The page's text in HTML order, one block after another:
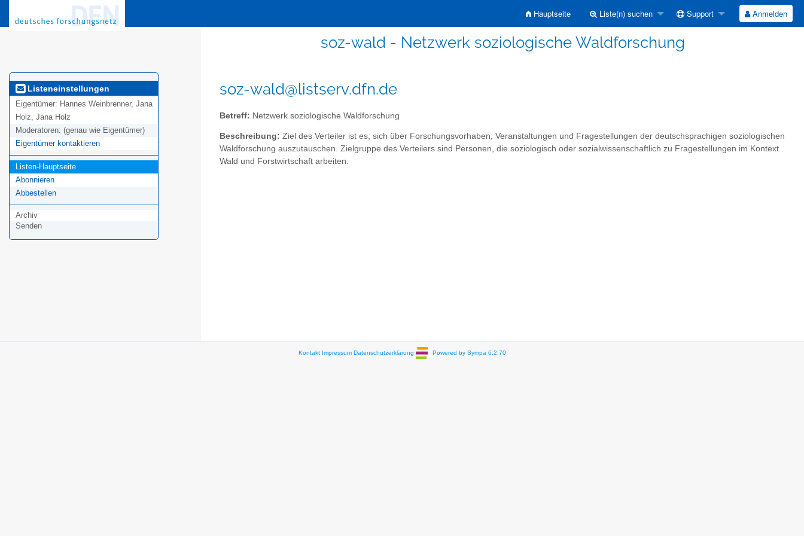
Hauptseite Liste(n) suchen Support Anmelden
soz-wald - Netzwerk soziologische Waldforschung
Listeneinstellungen
Eigentümer: Hannes Weinbrenner, Jana
Holz, Jana Holz
Moderatoren: (genau wie Eigentümer)
Eigentümer kontaktieren
Listen-Hauptseite
Abonnieren
Abbestellen
Archiv
Senden
soz-wald@listserv.dfn.de
Betreff: Netzwerk soziologische Waldforschung
Beschreibung: Ziel des Verteiler ist es, sich über Forschungsvorhaben, Veranstaltungen und Fragestellungen der deutschsprachigen soziologischen
Waldforschung auszutauschen. Zielgruppe des Verteilers sind Personen, die soziologisch oder sozialwissenschaftlich zu Fragestellungen im Kontext
Wald und Forstwirtschaft arbeiten.
Kontakt Impressum Datenschutzerklärung Powered by Sympa 6.2.70